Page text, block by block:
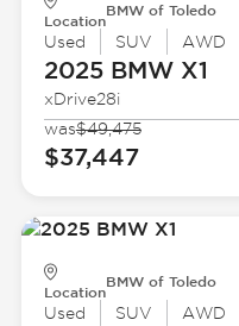
Location
BMW of Toledo
Used SUV AWD
2025 BMWX1
xDrive28i
was$49,475
$37,447
Location
BMW of Toledo
Used SUV AWD